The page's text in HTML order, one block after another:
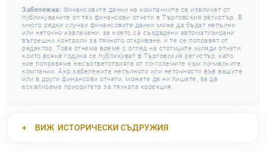
Забележка: Финансовите данни на компаниите се извличат от
публикуваните от тях финансови отчети в Търговския регистър. В
много редки случаи финансовите данни може да бъдат непълни
или неточно извлечени, за което са създадени автоматизирани
вътрешни контроли за тяхното откриване, и те се поправят от
редактор. Това отнема време с оглед на стотиците хиляди отчети,
които всяка година се публикуват в Търговския регистър, като
ние поправяме несъответствията от по-големите към по-малките
компании. Ако забележите непълноти или неточности във вашите
или в други финансови отчети, можете да ни пишете, за да
ескалираме приоритета за тяхната корекция.
ВИЖ ИСТОРИЧЕСКИ СЪДРУЖИЯ